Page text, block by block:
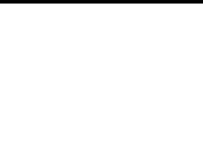
condoléances à tous, sa